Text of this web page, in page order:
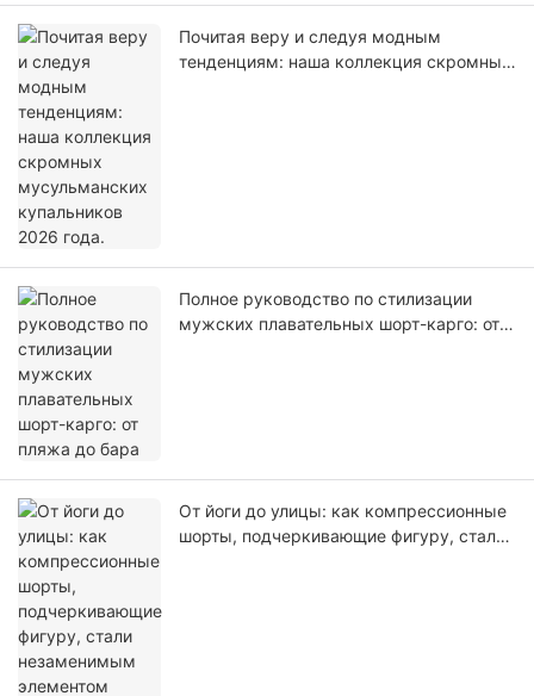
Почитая веру и следуя модным
тенденциям: наша коллекция скромных
Полное руководство по стилизации
мужских плавательных шорт-карго: от
От йоги до улицы: как компрессионные
шорты, подчеркивающие фигуру, стали